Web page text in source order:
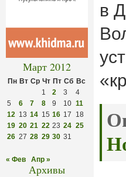
Март 2012
Пн Вт Ср Чт Пт Сб Вс
1
2 3
4
5
6 7 8 9 10 11
12 13 14 15 16 17
18
19 20 21 22 23 24 25
26 27 28 29 30 31
« Фев Апр »
Архивы
в